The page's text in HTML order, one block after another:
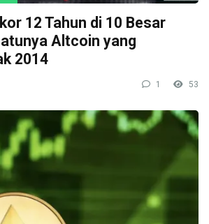
12 Tahun di 10 Besar
Altcoin yang
2014
1 53